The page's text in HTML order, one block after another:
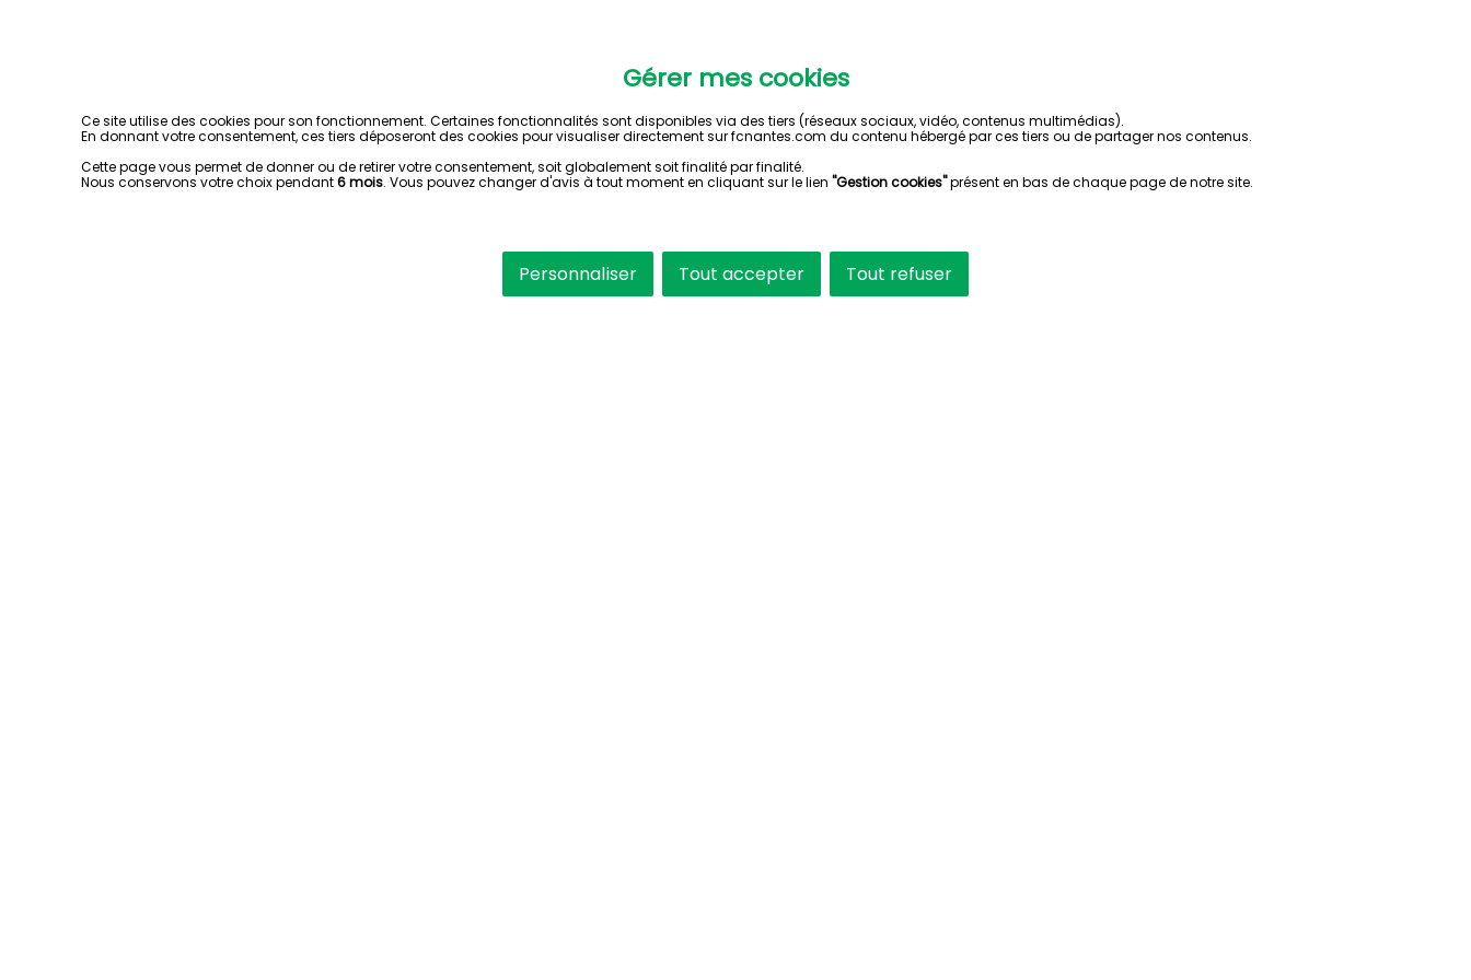
Gérer mes cookies
Ce site utilise des cookies pour son fonctionnement. Certaines fonctionnalités sont disponibles via des tiers (réseaux sociaux, vidéo, contenus multimédias).
En donnant votre consentement, ces tiers déposeront des cookies pour visualiser directement sur fcnantes.com du contenu hébergé par ces tiers ou de partager nos contenus.
Cette page vous permet de donner ou de retirer votre consentement, soit globalement soit finalité par finalité.
Nous conservons votre choix pendant6 mois. Vous pouvez changer d'avis à tout moment en cliquant sur le lien"Gestion cookies"présent en bas de chaque page de notre site.
Personnaliser Tout accepter Tout refuser